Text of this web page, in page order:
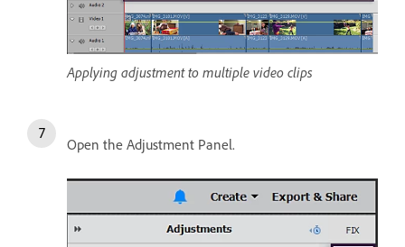
Applying adjustment to multiple video clips
Open the Adjustment Panel.